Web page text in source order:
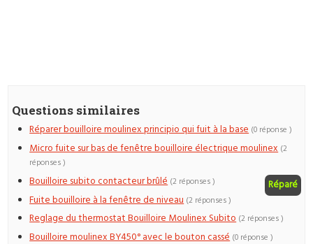
Questions similaires
Réparer bouilloire moulinex principio qui fuit à la base (0 réponse )
Micro fuite sur bas de fenêtre bouilloire électrique moulinex (2
réponses )
Bouilloire subito contacteur brûlé Réparé
(2 réponses )
Fuite bouilloire à la fenêtre de niveau (2 réponses )
Reglage du thermostat Bouilloire Moulinex Subito (2 réponses )
Bouilloire moulinex BY450° avec le bouton cassé (0 réponse )